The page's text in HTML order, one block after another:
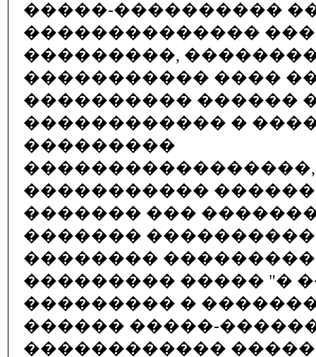
�����-����������
��������������
���������,
����������� ����
���������� ������
������������ �
���������
�����������������,
�����������
������� ���
�������
��������
��������� ����� "�
��������� �
������ �����-
������������